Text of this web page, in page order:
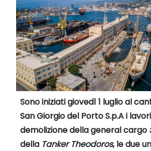
Sono iniziati giovedì 1 luglio al
San Giorgio del Porto S.p.A i
demolizione della general cargo
della Tanker Theodoros, le due